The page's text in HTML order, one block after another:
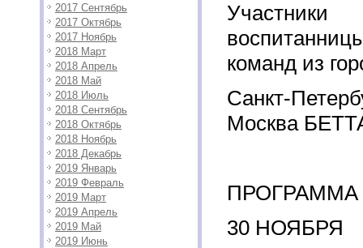
2017 Сентябрь
2017 Октябрь
2017 Ноябрь
2018 Март
2018 Апрель
2018 Май
2018 Июль
2018 Сентябрь
2018 Октябрь
2018 Ноябрь
2018 Декабрь
2019 Январь
2019 Февраль
2019 Март
2019 Апрель
2019 Май
2019 Июнь
команд из
Санкт-
Москва
ПРОГРАММА
30 НОЯБРЯ